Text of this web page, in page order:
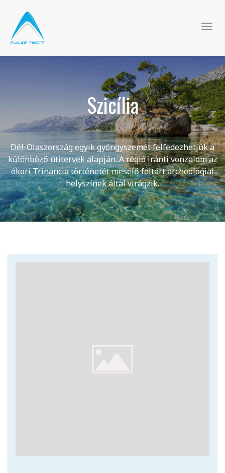
Szicília
Dél-Olaszország egyik gyöngyszemét felfedezhetjük a
különböző útitervek alapján. A régió iránti vonzalom az
ókori Trinancia történetét mesélő feltárt archeológiai
helyszínek által virágzik.